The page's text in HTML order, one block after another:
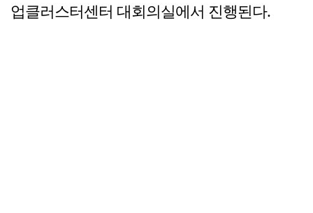
업클러스터센터 대회의실에서 진행된다.